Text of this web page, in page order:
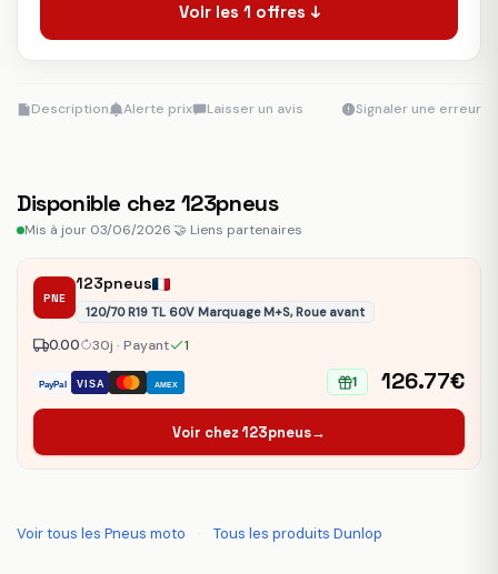
Voir les 1 offres ↓
Description Alerte prix Laisser un avis Signaler une erreur
Disponible chez 123pneus
Mis à jour 03/06/2026🤝 Liens partenaires
PNE
123pneus
120/70 R19 TL 60V Marquage M+S, Roue avant
PayPal VISA AMEX
0.00 30j · Payant 1
1 126.77€
Voir chez 123pneus→
Voir tous les Pneus moto · Tous les produits Dunlop